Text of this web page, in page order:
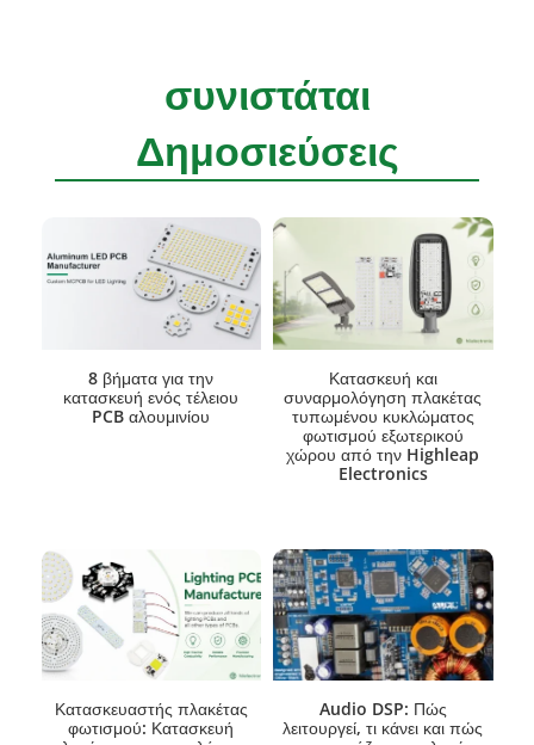
συνιστάται
Δημοσιεύσεις
8 βήματα για την
κατασκευή ενός τέλειου
PCB αλουμινίου
Κατασκευή και
συναρμολόγηση πλακέτας
τυπωμένου κυκλώματος
φωτισμού εξωτερικού
χώρου από την Highleap
Electronics
Κατασκευαστής πλακέτας
φωτισμού: Κατασκευή
Audio DSP: Πώς
λειτουργεί, τι κάνει και πώς